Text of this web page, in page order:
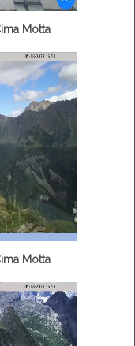
Motta
Motta